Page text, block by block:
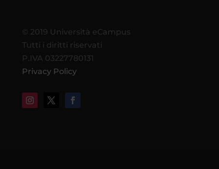
© 2019 Università eCampus
Tutti i diritti riservati
P.IVA 03227780131
Privacy Policy